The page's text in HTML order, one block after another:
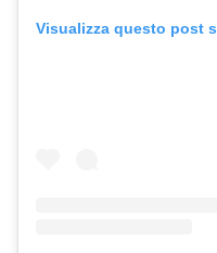
Visualizza questo post